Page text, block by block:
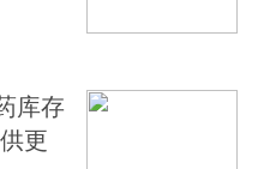
库存
更